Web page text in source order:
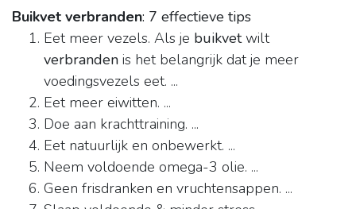
Buikvet verbranden: 7 effectieve tips
Eet meer vezels. Als je buikvetwilt
verbranden is het belangrijk dat je meer
voedingsvezels eet. ...
Eet meer eiwitten. ...
Doe aan krachttraining. ...
Eet natuurlijk en onbewerkt. ...
Neem voldoende omega-3 olie. ...
Geen frisdranken en vruchtensappen. ...